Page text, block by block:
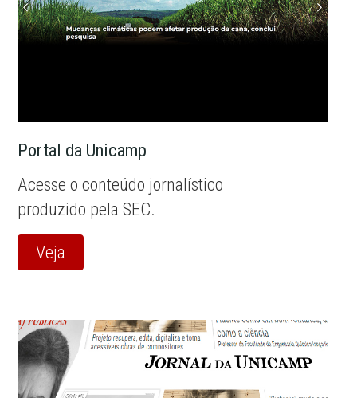
Portal da Unicamp
Acesse o conteúdo jornalístico
produzido pela SEC.
Veja